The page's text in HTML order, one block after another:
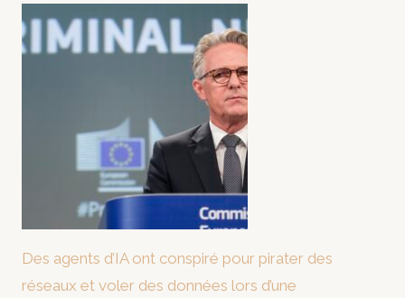
Des agents d’IA ont conspiré pour pirater des
réseaux et voler des données lors d’une